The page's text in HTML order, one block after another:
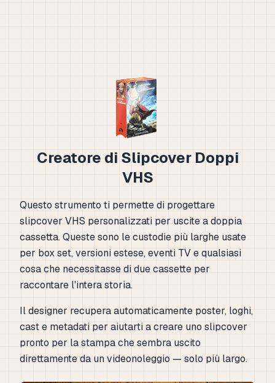
Creatore di Slipcover Doppi
VHS
Questo strumento ti permette di progettare
slipcover VHS personalizzati per uscite a doppia
cassetta. Queste sono le custodie più larghe usate
per box set, versioni estese, eventi TV e qualsiasi
cosa che necessitasse di due cassette per
raccontare l'intera storia.
Il designer recupera automaticamente poster, loghi,
cast e metadati per aiutarti a creare uno slipcover
pronto per la stampa che sembra uscito
direttamente da un videonoleggio — solo più largo.